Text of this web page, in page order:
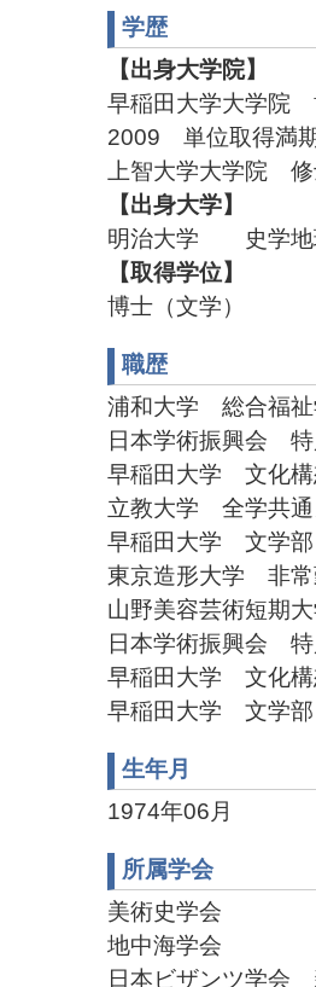
学歴
【出身大学院】
早稲田大学大学
2009 単位取得満
上智大学大学院
【出身大学】
明治大学 史学地
【取得学位】
博士（文学）
職歴
浦和大学 総合福
日本学術振興会
早稲田大学 文化
立教大学 全学共
早稲田大学 文学
東京造形大学 非常
山野美容芸術短期
日本学術振興会
早稲田大学 文化
早稲田大学 文学
生年月
1974年06月
所属学会
美術史学会
地中海学会
日本ビザンツ学会